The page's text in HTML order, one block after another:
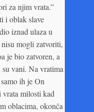
za njim vrata.”
i oblak slave
iznad ulaza u
mogli zatvoriti,
je bio zatvoren, a
vani. Na vratima
ih je On
vrata milosti kad
oblacima, okonča